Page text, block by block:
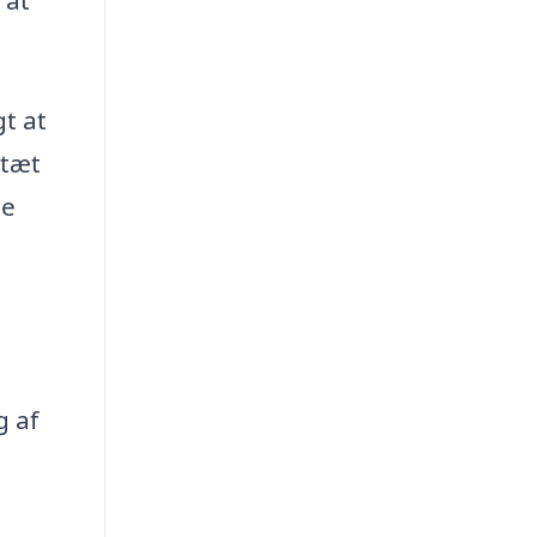
at
tæt
af